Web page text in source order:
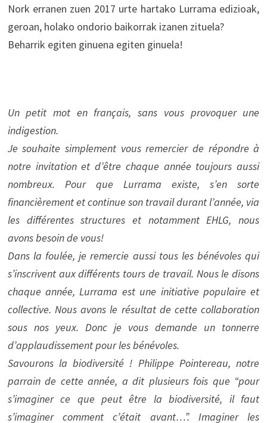
Nork erranen zuen 2017 urte hartako Lurrama edizioak,
geroan, holako ondorio baikorrak izanen zituela?
Beharrik egiten ginuena egiten ginuela!
Un petit mot en français, sans vous provoquer une
indigestion.
Je souhaite simplement vous remercier de répondre à
notre invitation et d’être chaque année toujours aussi
nombreux. Pour que Lurrama existe, s’en sorte
financièrement et continue son travail durant l’année, via
les différentes structures et notamment EHLG, nous
avons besoin de vous!
Dans la foulée, je remercie aussi tous les bénévoles qui
s’inscrivent aux différents tours de travail. Nous le disons
chaque année, Lurrama est une initiative populaire et
collective. Nous avons le résultat de cette collaboration
sous nos yeux. Donc je vous demande un tonnerre
d’applaudissement pour les bénévoles.
Savourons la biodiversité ! Philippe Pointereau, notre
parrain de cette année, a dit plusieurs fois que “pour
s’imaginer ce que peut être la biodiversité, il faut
s’imaginer comment c’était avant…”. Imaginer les